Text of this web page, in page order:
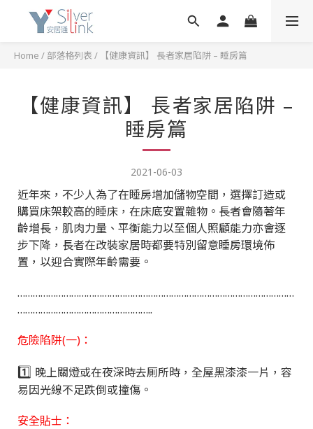
Home / 部落格列表 / 【健康資訊】 長者家居陷阱 – 睡房篇
【健康資訊】 長者家居陷阱 –
睡房篇
2021-06-03
近年來，不少人為了在睡房增加儲物空間，選擇訂造或
購買床架較高的睡床，在床底安置雜物。長者會隨著年
齡增長，肌肉力量、平衡能力以至個人照顧能力亦會逐
步下降，長者在改裝家居時都要特別留意睡房環境佈
置，以迎合實際年齡需要。
………………………………………………………………………………………………
……………………………………………..
危險陷阱(一)：
1️⃣ 晚上關燈或在夜深時去厠所時，全屋黑漆漆一片，容
易因光線不足跌倒或撞傷。
安全貼士：